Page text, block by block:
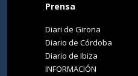
Prensa
Diari de Girona
Diario de Córdoba
Diario de Ibiza
INFORMACIÓN